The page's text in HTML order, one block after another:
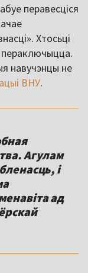
перавесціся
Хтосьці
пераключыцца.
навучэнцы не
ВНУ.
Агулам
і
ад